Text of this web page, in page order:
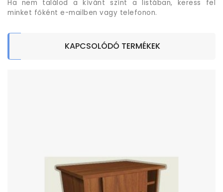
Ha nem találod a kívánt színt a listában, keress fel
minket főként e-mailben vagy telefonon.
KAPCSOLÓDÓ TERMÉKEK